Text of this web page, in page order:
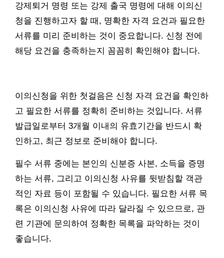
강제퇴거 명령 또는 강제 출국 명령에 대해 이의신
청을 진행하고자 할 때, 명확한 자격 요건과 필요한
서류를 미리 준비하는 것이 중요합니다. 신청 전에
해당 요건을 충족하는지 꼼꼼히 확인해야 합니다.
이의신청을 위한 첫걸음은 신청 자격 요건을 확인하
고 필요한 서류를 정확히 준비하는 것입니다. 서류
발급일로부터 3개월 이내의 유효기간을 반드시 확
인하고, 최근 정보로 준비해야 합니다.
필수 서류 중에는 본인의 신분증 사본, 소득을 증명
하는 서류, 그리고 이의신청 사유를 뒷받침할 객관
적인 자료 등이 포함될 수 있습니다. 필요한 서류 목
록은 이의신청 사유에 따라 달라질 수 있으므로, 관
련 기관에 문의하여 정확한 목록을 파악하는 것이
좋습니다.